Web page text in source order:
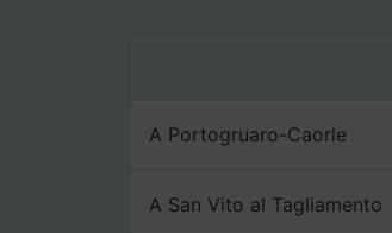
A Portogruaro-Caorle
A San Vito al Tagliamento